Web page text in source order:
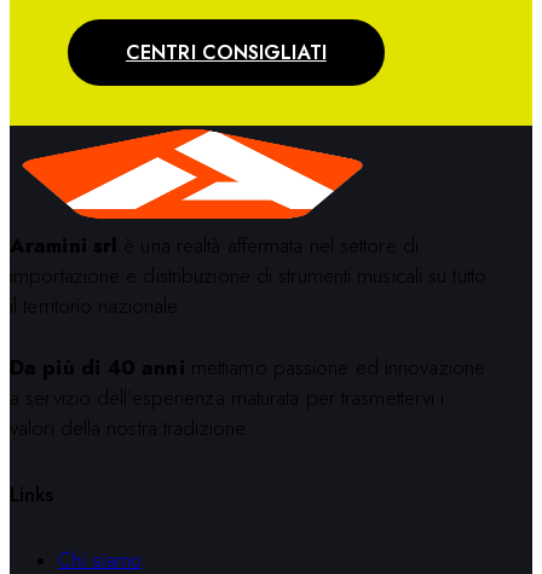
CENTRI CONSIGLIATI
Aramini srl è una realtà affermata nel settore di
importazione e distribuzione di strumenti musicali su tutto
il territorio nazionale.
Da più di 40 anni mettiamo passione ed innovazione
a servizio dell’esperienza maturata per trasmettervi i
valori della nostra tradizione.
Links
Chi siamo